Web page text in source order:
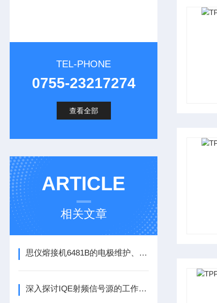
TEL-PHONE
0755-23217274
查看全部
ARTICLE
相关文章
思仪熔接机6481B的电极维护、清洁与更换周期深度解读
深入探讨IQE射频信号源的工作机制与日常操作维修维护方法